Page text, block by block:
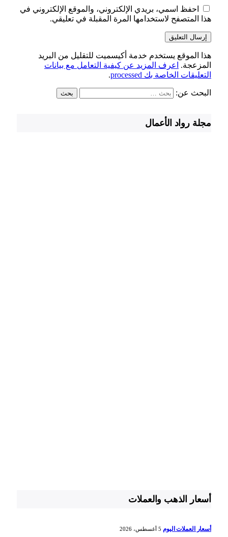
احفظ اسمي، بريدي الإلكتروني، والموقع الإلكتروني في
هذا المتصفح لاستخدامها المرة المقبلة في تعليقي.
هذا الموقع يستخدم خدمة أكيسميت للتقليل من البريد
المزعجة.
اعرف المزيد عن كيفية التعامل مع بيانات
التعليقات الخاصة بك processed
.
البحث عن:
مجلة رواد الأعمال
أسعار الذهب والعملات
أسعار العملات اليوم 5 أغسطس، 2026